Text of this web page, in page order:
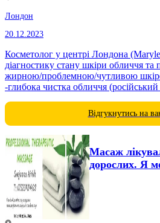
Лондон
20.12.2023
Косметолог у центрі Лондона (Marylebone)
діагностику стану шкіри обличчя та
жирною/проблемною/чутливою
-глибока чистка обличчя (російський
масажу, що відновлюють овал
Відгукнутись на
Масаж
дорослих. Я